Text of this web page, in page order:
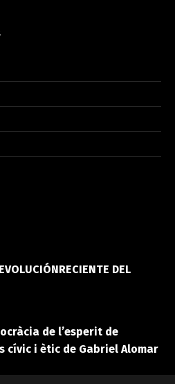
DEL
de l’esperit de
cívic i ètic de Gabriel Alomar